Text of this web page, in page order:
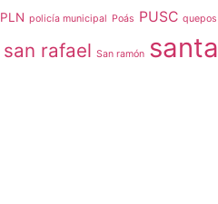
PLN policía municipal Poás PUSC quepos
san rafael San ramón santa